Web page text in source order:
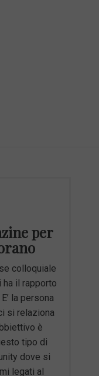
per
colloquiale
ha il rapporto
la persona
si relaziona
è
tipo di
dove si
legati al